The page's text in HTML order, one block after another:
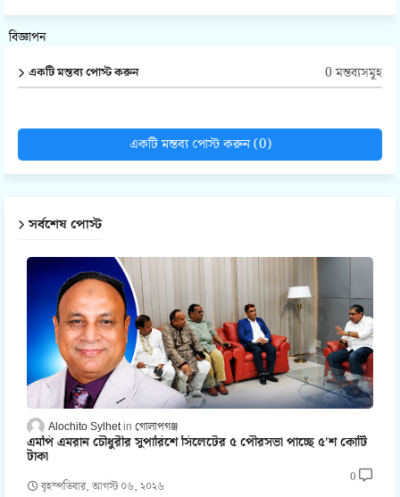
বিজ্ঞাপন
একটি মন্তব্য পোস্ট করুন 0 মন্তব্যসমূহ
একটি মন্তব্য পোস্ট করুন (0)
সর্বশেষ পোস্ট
Alochito Sylhet গোলাপগঞ্জ
এমপি এমরান চৌধুরীর সুপারিশে সিলেটের ৫ পৌরসভা পাচ্ছে ৫'শ কোটি
টাকা
বৃহস্পতিবার, আগস্ট ০৬, ২০২৬
0